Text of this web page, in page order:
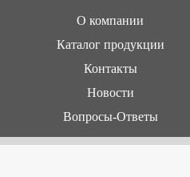
О компании
Каталог продукции
Контакты
Новости
Вопросы-Ответы